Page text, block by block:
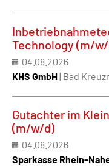
Technology (m/
04.08.2026
KHS GmbH| Bad
Gutachter im
(m/w/d)
04.08.2026
Sparkasse Rhein-